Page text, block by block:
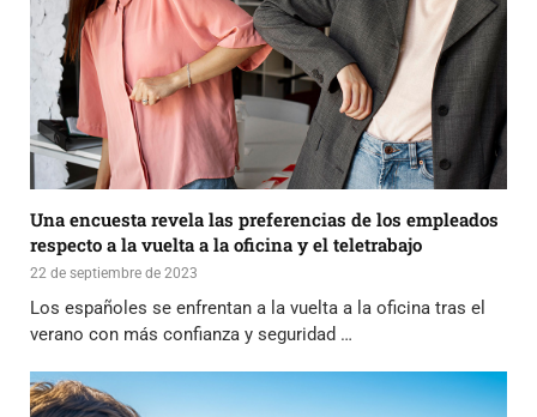
Una encuesta revela las preferencias de los empleados
respecto a la vuelta a la oficina y el teletrabajo
22 de septiembre de 2023
Los españoles se enfrentan a la vuelta a la oficina tras el
verano con más confianza y seguridad …